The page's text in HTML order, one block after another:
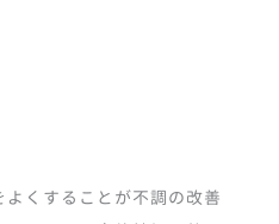
くすることが不調の改善